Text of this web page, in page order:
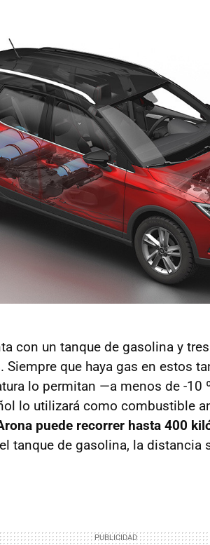
con un tanque de gasolina y
. Siempre que haya gas en estos
lo permitan —a menos de -10
lo utilizará como combustible
puede recorrer hasta 400
tanque de gasolina, la distancia